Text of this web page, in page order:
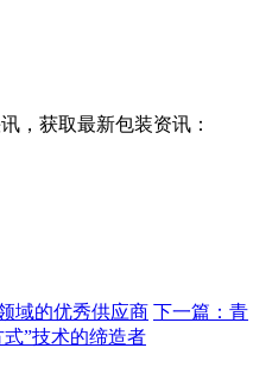
，获取最新包装资讯：
域的优秀供应商 下一篇：青
”技术的缔造者